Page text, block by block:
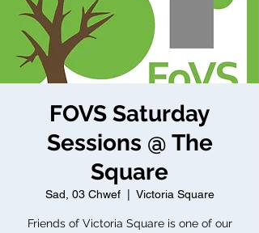
FOVS Saturday
Sessions @ The
Square
Sad, 03 Chwef
  |
Victoria Square
Friends of Victoria Square is one of our